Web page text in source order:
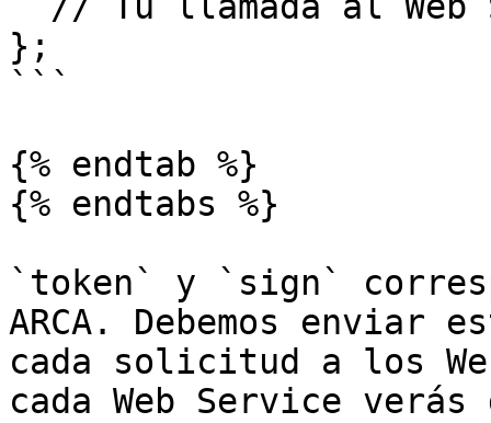
};
```
{% endtab %}
{% endtabs %}
`token` y `sign`
ARCA. Debemos enviar
cada solicitud a los
cada Web Service